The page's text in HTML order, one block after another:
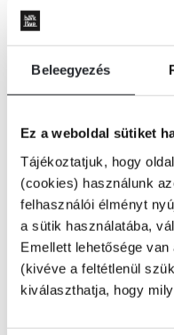
Beleegyezés
Ez a weboldal sütiket
Tájékoztatjuk, hogy
(cookies) használunk
felhasználói élményt
a sütik használatába,
Emellett lehetősége
(kivéve a feltétlenül
kiválaszthatja, hogy
Amikor két, egymással a
valóságshowba, az egyikük
meg a forgatás végét.
A Goal Diggers - A siker
életét bemutató népszerű
szövetségekben, valamint
számítanak. Ezek a
cicaharcok repítették a
közismertté a szereplők nevét.
KÖNYV ADATAI